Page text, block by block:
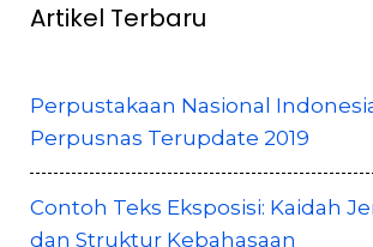
Artikel Terbaru
Perpustakaan Nasional
Perpusnas Terupdate 2019
Contoh Teks Eksposisi: Kaidah
dan Struktur Kebahasaan